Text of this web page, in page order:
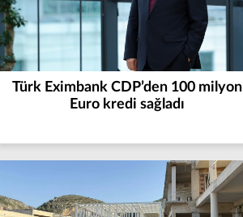
Türk Eximbank CDP’den 100 milyon
Euro kredi sağladı